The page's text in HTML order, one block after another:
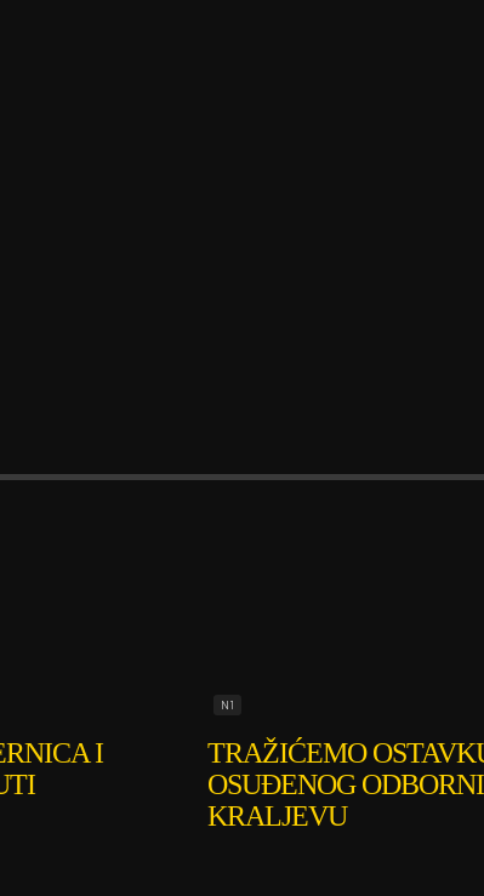
I
N1
TRAŽIĆEMO
OSUĐENOG
KRALJEVU